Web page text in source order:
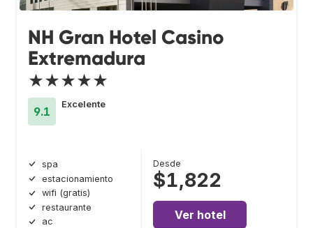
NH Gran Hotel Casino
Extremadura
★★★★★
9.1
Excelente
spa
estacionamiento
wifi (gratis)
restaurante
ac
Desde
$1,822
Ver hotel